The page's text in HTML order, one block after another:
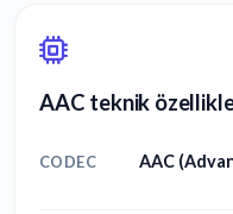
AAC teknik
CODEC
AAC